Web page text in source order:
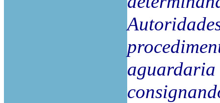
aguardaria